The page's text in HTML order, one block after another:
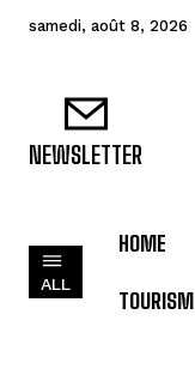
samedi, août 8, 2026
NEWSLETTER
ALL
HOME
TOURISM